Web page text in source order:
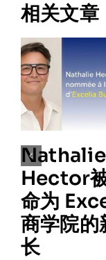
相关文章
Nathalie
Hector
命为
商学院的
长